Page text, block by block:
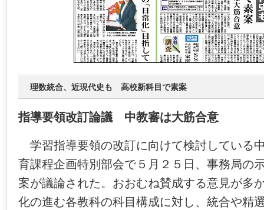
理数統合、近現代史も 高校新科目で素案
指導要領改訂論議 中教審は大筋合意
学習指導要領の改訂に向けて検討している
育課程企画特別部会で５月２５日、事務局の
案が議論された。おおむね賛成する意見が多
化の進む各教科の科目構成に対し、統合や精